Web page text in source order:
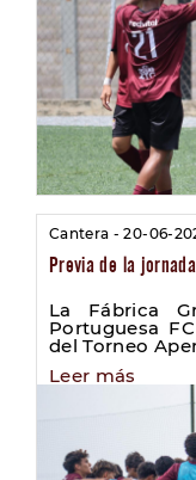
Cantera - 20-06-
Previa de la
La Fábrica
Portuguesa
del Torneo
Leer más